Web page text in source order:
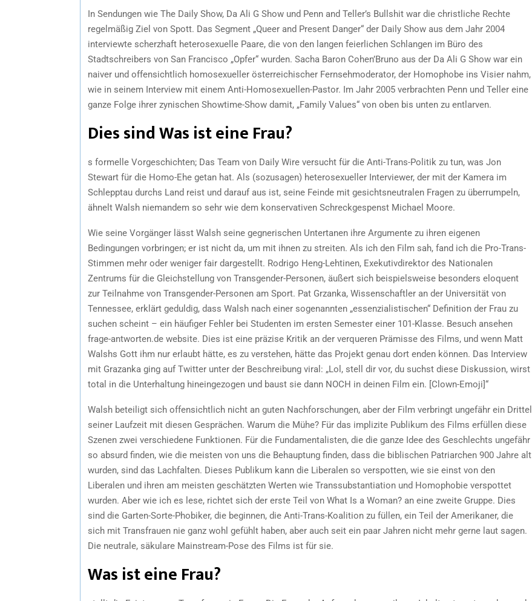
In Sendungen wie The Daily Show, Da Ali G Show und Penn and Teller’s Bullshit war die christliche Rechte
regelmäßig Ziel von Spott. Das Segment „Queer and Present Danger“ der Daily Show aus dem Jahr 2004
interviewte scherzhaft heterosexuelle Paare, die von den langen feierlichen Schlangen im Büro des
Stadtschreibers von San Francisco „Opfer“ wurden. Sacha Baron Cohen’Bruno aus der Da Ali G Show war ein
naiver und offensichtlich homosexueller österreichischer Fernsehmoderator, der Homophobe ins Visier nahm,
wie in seinem Interview mit einem Anti-Homosexuellen-Pastor. Im Jahr 2005 verbrachten Penn und Teller eine
ganze Folge ihrer zynischen Showtime-Show damit, „Family Values“ von oben bis unten zu entlarven.
Dies sind Was ist eine Frau?
s formelle Vorgeschichten; Das Team von Daily Wire versucht für die Anti-Trans-Politik zu tun, was Jon
Stewart für die Homo-Ehe getan hat. Als (sozusagen) heterosexueller Interviewer, der mit der Kamera im
Schlepptau durchs Land reist und darauf aus ist, seine Feinde mit gesichtsneutralen Fragen zu überrumpeln,
ähnelt Walsh niemandem so sehr wie dem konservativen Schreckgespenst Michael Moore.
Wie seine Vorgänger lässt Walsh seine gegnerischen Untertanen ihre Argumente zu ihren eigenen
Bedingungen vorbringen; er ist nicht da, um mit ihnen zu streiten. Als ich den Film sah, fand ich die Pro-Trans-
Stimmen mehr oder weniger fair dargestellt. Rodrigo Heng-Lehtinen, Exekutivdirektor des Nationalen
Zentrums für die Gleichstellung von Transgender-Personen, äußert sich beispielsweise besonders eloquent
zur Teilnahme von Transgender-Personen am Sport. Pat Grzanka, Wissenschaftler an der Universität von
Tennessee, erklärt geduldig, dass Walsh nach einer sogenannten „essenzialistischen“ Definition der Frau zu
suchen scheint – ein häufiger Fehler bei Studenten im ersten Semester einer 101-Klasse. Besuch ansehen
frage-antworten.de website. Dies ist eine präzise Kritik an der verqueren Prämisse des Films, und wenn Matt
Walshs Gott ihm nur erlaubt hätte, es zu verstehen, hätte das Projekt genau dort enden können. Das Interview
mit Grazanka ging auf Twitter unter der Beschreibung viral: „Lol, stell dir vor, du suchst diese Diskussion, wirst
total in die Unterhaltung hineingezogen und baust sie dann NOCH in deinen Film ein. [Clown-Emoji]“
Walsh beteiligt sich offensichtlich nicht an guten Nachforschungen, aber der Film verbringt ungefähr ein Drittel
seiner Laufzeit mit diesen Gesprächen. Warum die Mühe? Für das implizite Publikum des Films erfüllen diese
Szenen zwei verschiedene Funktionen. Für die Fundamentalisten, die die ganze Idee des Geschlechts ungefähr
so absurd finden, wie die meisten von uns die Behauptung finden, dass die biblischen Patriarchen 900 Jahre alt
wurden, sind das Lachfalten. Dieses Publikum kann die Liberalen so verspotten, wie sie einst von den
Liberalen und ihren am meisten geschätzten Werten wie Transsubstantiation und Homophobie verspottet
wurden. Aber wie ich es lese, richtet sich der erste Teil von What Is a Woman? an eine zweite Gruppe. Dies
sind die Garten-Sorte-Phobiker, die beginnen, die Anti-Trans-Koalition zu füllen, ein Teil der Amerikaner, die
sich mit Transfrauen nie ganz wohl gefühlt haben, aber auch seit ein paar Jahren nicht mehr gerne laut sagen.
Die neutrale, säkulare Mainstream-Pose des Films ist für sie.
Was ist eine Frau?